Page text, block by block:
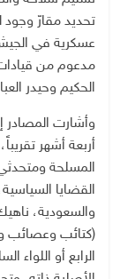
تحديد مقارّ وجود
عسكرية في
مدعوم من
الحكيم وحيدر
وأشارت المصادر
أربعة أشهر
المسلحة
القضايا
والسعودية،
(كتائب وعصائب
الرابع أو اللواء